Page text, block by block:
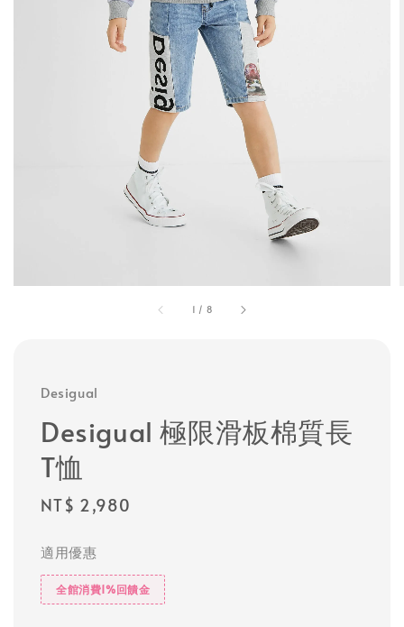
1 / 8
Desigual
Desigual 極限滑板棉質長
T恤
Regular
NT$ 2,980
適用優惠
全館消費1%回饋金